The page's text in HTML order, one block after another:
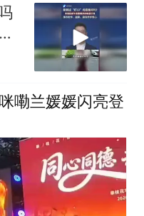
嘞兰媛媛闪亮登